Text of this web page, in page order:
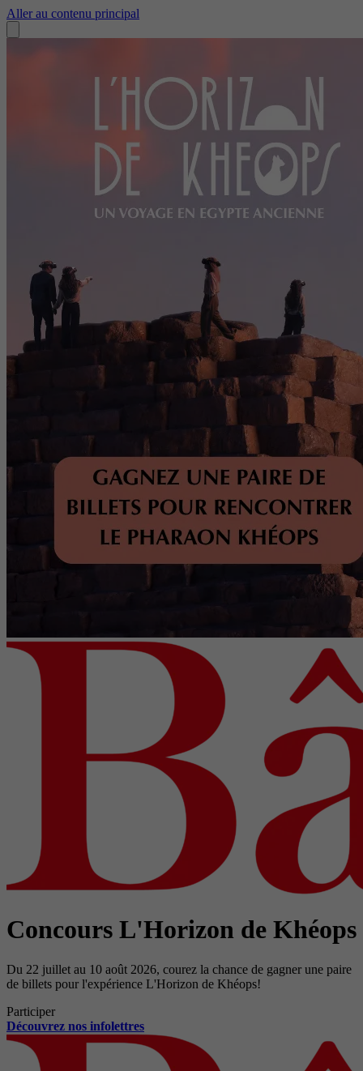
Aller au contenu principal
Concours L'Horizon de Khéops
Du 22 juillet au 10 août 2026, courez la chance de gagner une paire
de billets pour l'expérience L'Horizon de Khéops!
Participer
Découvrez nos infolettres